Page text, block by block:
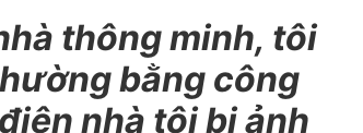
thông minh, tôi
bằng công
nhà tôi bị ảnh